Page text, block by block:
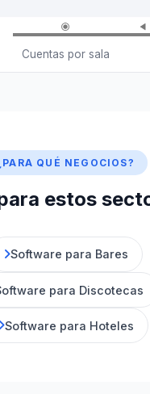
Cuentas por sala
QUÉ NEGOCIOS?
estos
Software para Bares
para Discotecas
Software para Hoteles